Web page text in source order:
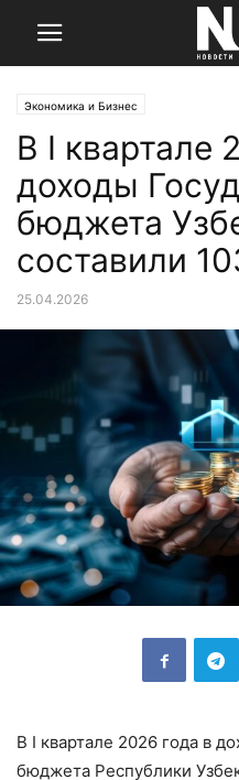
Экономика и Бизнес
В I квартале
доходы
бюджета
составили
25.04.2026
В I квартале 2026 года в
бюджета Республики